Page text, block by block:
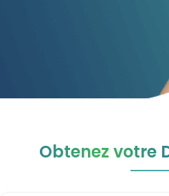
Obtenez votre